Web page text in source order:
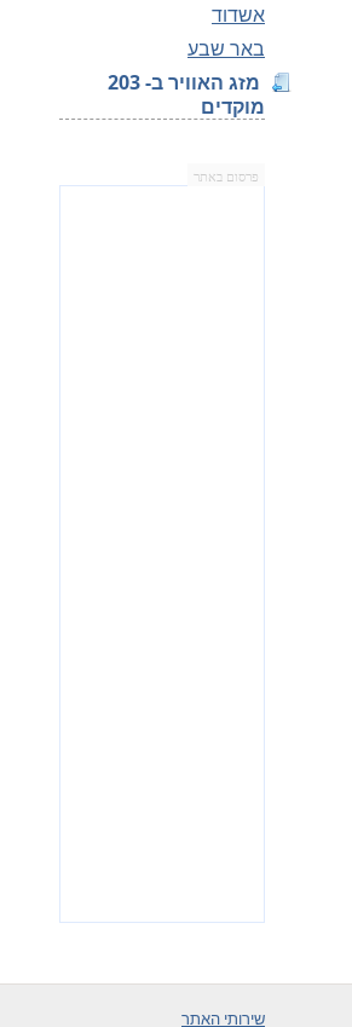
אשדוד
באר שבע
מזג האוויר ב- 203
מוקדים
פרסום באתר
שירותי האתר